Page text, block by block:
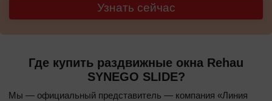
Узнать сейчас
Где купить раздвижные окна Rehau
SYNEGO SLIDE?
Мы — официальный представитель — компания «Линия